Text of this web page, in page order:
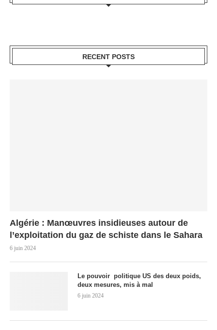
RECENT POSTS
Algérie : Manœuvres insidieuses autour de
l’exploitation du gaz de schiste dans le Sahara
6 juin 2024
Le pouvoir politique US des deux poids,
deux mesures, mis à mal
6 juin 2024